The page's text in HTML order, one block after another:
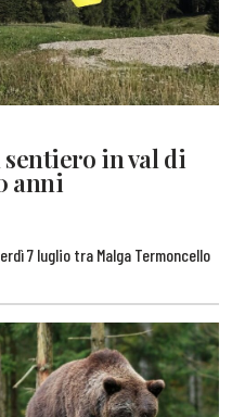
in val di
anni
7 luglio tra Malga Termoncello